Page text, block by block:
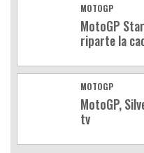
MOTOGP
MotoGP
riparte la
MOTOGP
MotoGP,
tv